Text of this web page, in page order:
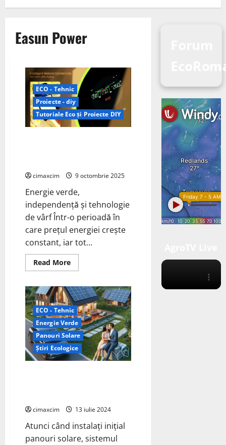
Easun Power
ECO - Tehnic
Proiecte - diy
Tutoriale Eco și Proiecte DIY
cimaxcim 9 octombrie 2025
Energie verde,
independență și tehnologie
de vârf Într-o perioadă în
care prețul energiei crește
constant, iar tot...
Read MoreRead
more
Solare
Easun
Power
Transformă
Casele
Românilor
în
Micro-
Centrale
Inteligente
ECO - Tehnic
Energie Verde
Panouri Solare
Știri Ecologice
cimaxcim 13 iulie 2024
Atunci când instalați inițial
panouri solare, sistemul